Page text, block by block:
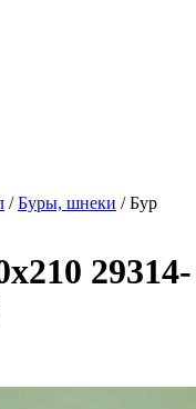
/Буры, шнеки /Бур
29314-